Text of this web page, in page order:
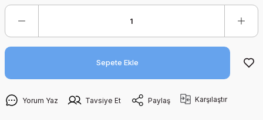
Sepete Ekle
Yorum Yaz Tavsiye Et Paylaş Karşılaştır